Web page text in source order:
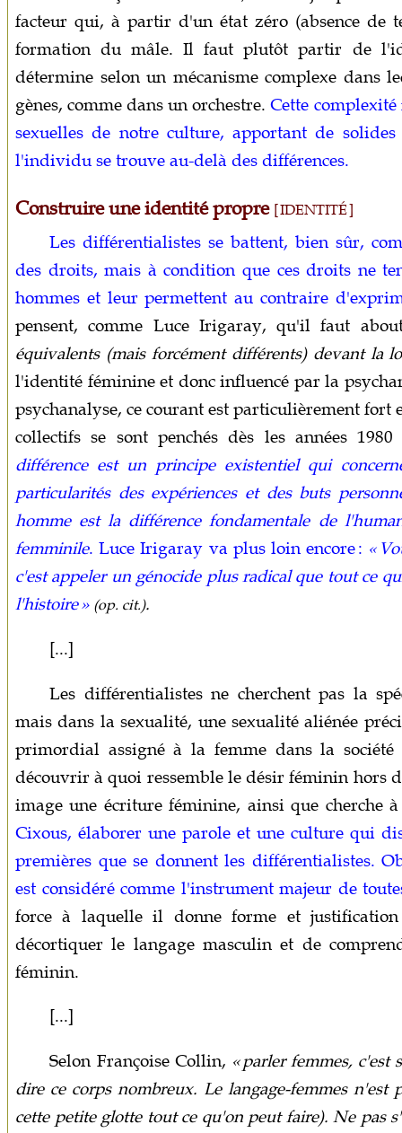
facteur qui, à partir d'un état zéro (absence de
formation du mâle. Il faut plutôt partir de
détermine selon un mécanisme complexe dans
gènes, comme dans un orchestre.Cette
sexuelles de notre culture, apportant de
l'individu se trouve au-delà des différences.
Construire une identité propre [ IDENTITÉ ]
Les différentialistes se battent, bien sûr,
des droits, mais à condition que ces droits ne
hommes et leur permettent au contraire
pensent, comme Luce Irigaray, qu'il faut
équivalents (mais forcément différents) devant la
l'identité féminine et donc influencé par la
psychanalyse, ce courant est particulièrement fort
collectifs se sont penchés dès les années
différence est un principe existentiel qui
particularités des expériences et des buts
homme est la différence fondamentale de
femminile. Luce Irigaray va plus loin encore : «
c'est appeler un génocide plus radical que tout ce
l'histoire » (op. cit.).
[...]
Les différentialistes ne cherchent pas la
mais dans la sexualité, une sexualité aliénée
primordial assigné à la femme dans la société
découvrir à quoi ressemble le désir féminin hors
image une écriture féminine, ainsi que cherche
Cixous, élaborer une parole et une culture qui
premières que se donnent les différentialistes.
est considéré comme l'instrument majeur de
force à laquelle il donne forme et justification
décortiquer le langage masculin et de
féminin.
[...]
Selon Françoise Collin, « parler femmes,
dire ce corps nombreux. Le langage-femmes
cette petite glotte tout ce qu'on peut faire). Ne pas